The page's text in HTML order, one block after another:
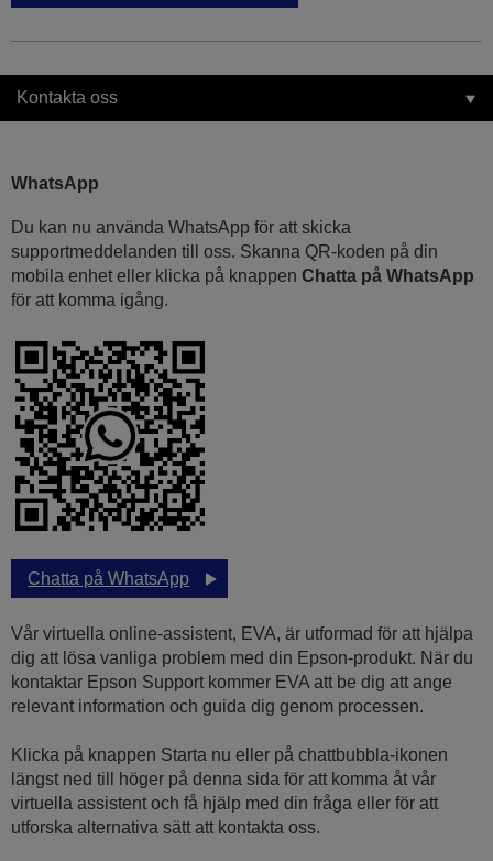
Kontakta oss
WhatsApp
Du kan nu använda WhatsApp för att skicka
supportmeddelanden till oss. Skanna QR-koden på din
mobila enhet eller klicka på knappen Chatta på WhatsApp
för att komma igång.
Chatta på WhatsApp
Vår virtuella online-assistent, EVA, är utformad för att hjälpa
dig att lösa vanliga problem med din Epson-produkt. När du
kontaktar Epson Support kommer EVA att be dig att ange
relevant information och guida dig genom processen.
Klicka på knappen Starta nu eller på chattbubbla-ikonen
längst ned till höger på denna sida för att komma åt vår
virtuella assistent och få hjälp med din fråga eller för att
utforska alternativa sätt att kontakta oss.